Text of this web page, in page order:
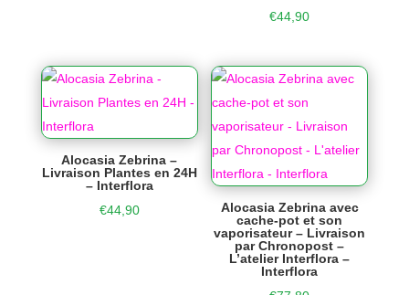
€44,90
Alocasia Zebrina –
Livraison Plantes en 24H
– Interflora
€44,90
Alocasia Zebrina avec
cache-pot et son
vaporisateur – Livraison
par Chronopost –
L’atelier Interflora –
Interflora